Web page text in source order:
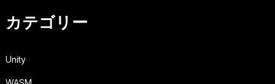
カテゴリー
Unity